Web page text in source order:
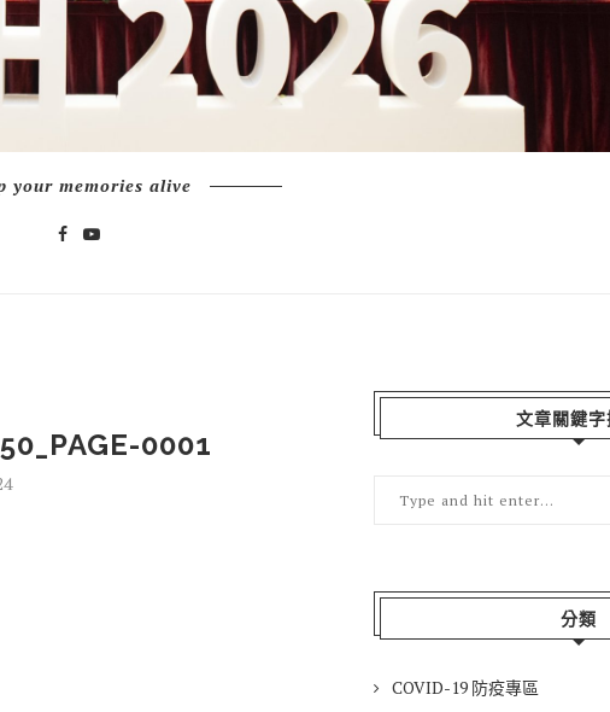
your memories alive
0001
文章關鍵字
分類
COVID-19 防疫專區